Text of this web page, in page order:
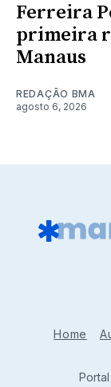
Ferreira
primeira
Manaus
REDAÇÃO BMA
agosto 6, 2026
Home